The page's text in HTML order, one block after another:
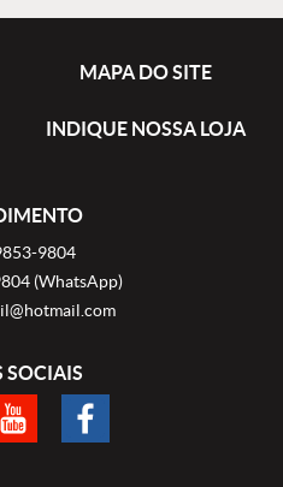
MAPA DO SITE
INDIQUE NOSSA LOJA
9804
(WhatsApp)
SOCIAIS